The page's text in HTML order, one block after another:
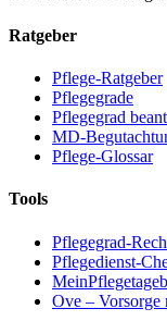
Ratgeber
Pflege-Ratgeber
Pflegegrade
Pflegegrad
MD-
Pflege-Glossar
Tools
Pflegegrad-
Pflegedienst-
Ove – Vorsorge